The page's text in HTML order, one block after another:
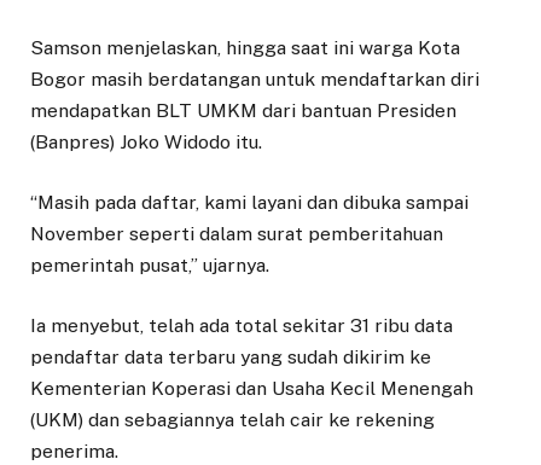
Samson menjelaskan, hingga saat ini warga Kota
Bogor masih berdatangan untuk mendaftarkan diri
mendapatkan BLT UMKM dari bantuan Presiden
(Banpres) Joko Widodo itu.
“Masih pada daftar, kami layani dan dibuka sampai
November seperti dalam surat pemberitahuan
pemerintah pusat,” ujarnya.
Ia menyebut, telah ada total sekitar 31 ribu data
pendaftar data terbaru yang sudah dikirim ke
Kementerian Koperasi dan Usaha Kecil Menengah
(UKM) dan sebagiannya telah cair ke rekening
penerima.